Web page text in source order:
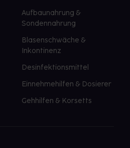
Aufbaunahrung &
Sondennahrung
Blasenschwäche &
Inkontinenz
Desinfektionsmittel
Einnehmehilfen & Dosierer
Gehhilfen & Korsetts